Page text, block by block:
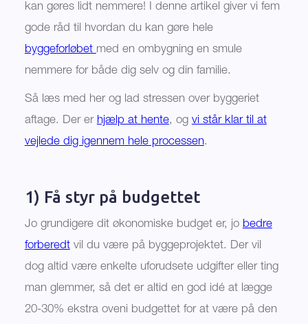
kan gøres lidt nemmere! I denne artikel giver vi fem
gode råd til hvordan du kan gøre hele
byggeforløbet med en ombygning en smule
nemmere for både dig selv og din familie.
Så læs med her og lad stressen over byggeriet
aftage. Der er hjælp at hente, og vi står klar til at
vejlede dig igennem hele processen.
1) Få styr på budgettet
Jo grundigere dit økonomiske budget er, jo bedre
forberedtvil du være på byggeprojektet. Der vil
dog altid være enkelte uforudsete udgifter eller ting
man glemmer, så det er altid en god idé at lægge
20-30% ekstra oveni budgettet for at være på den